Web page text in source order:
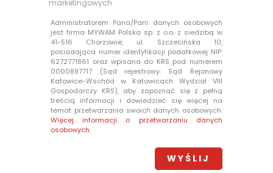
marketingowych
Administratorem Pana/Pani danych osobowych
jest firma MYWAM Polska sp. z o.o. z siedzibą w
41-516 Chorzowie, ul. Szczecińska 10,
posiadająca numer identyfikacji podatkowej NIP:
6272771861 oraz wpisana do KRS pod numerem
0000897717 (Sąd rejestrowy: Sąd Rejonowy
Katowice-Wschód w Katowicach Wydział VIII
Gospodarczy KRS), aby zapoznać się z pełną
treścią informacji i dowiedzieć się więcej na
temat przetwarzania swoich danych osobowych.
Więcej informacji o przetwarzaniu danych
osobowych.